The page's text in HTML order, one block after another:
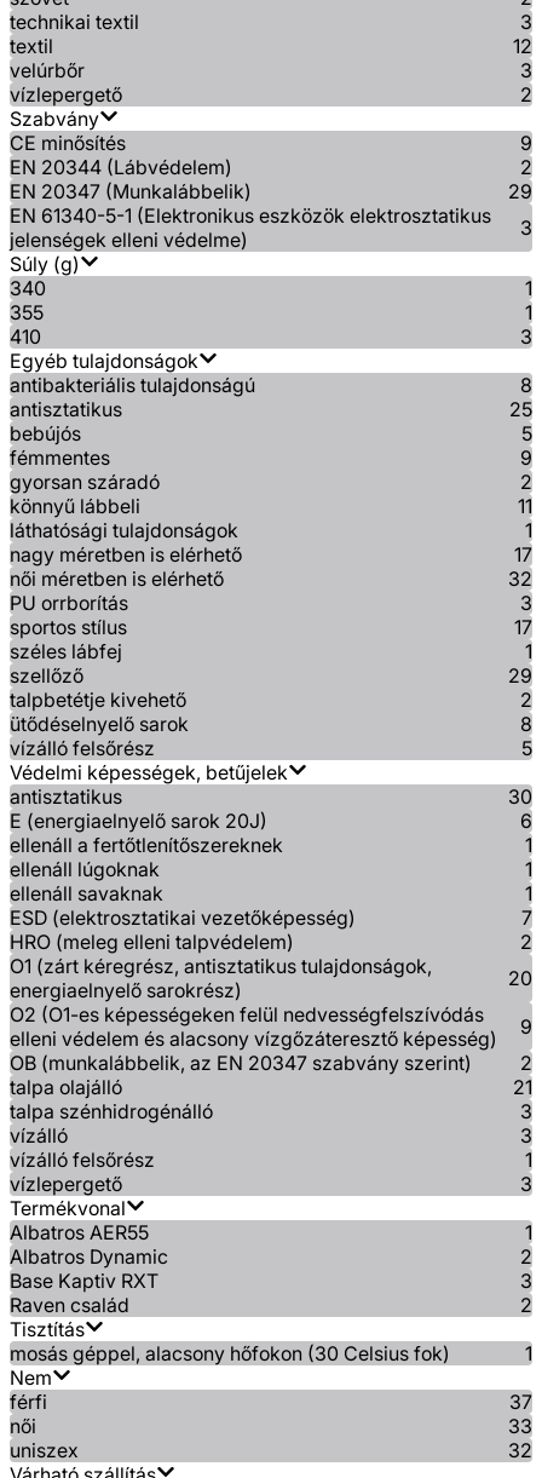
technikai textil
3
textil
12
velúrbőr
3
vízlepergető
2
Szabvány
CE minősítés
9
EN 20344 (Lábvédelem)
2
EN 20347 (Munkalábbelik)
29
EN 61340-5-1 (Elektronikus eszközök elektrosztatikus
jelenségek elleni védelme)
3
Súly (g)
340
1
355
1
410
3
Egyéb tulajdonságok
antibakteriális tulajdonságú
8
antisztatikus
25
bebújós
5
fémmentes
9
gyorsan száradó
2
könnyű lábbeli
11
láthatósági tulajdonságok
1
nagy méretben is elérhető
17
női méretben is elérhető
32
PU orrborítás
3
sportos stílus
17
széles lábfej
1
szellőző
29
talpbetétje kivehető
2
ütődéselnyelő sarok
8
vízálló felsőrész
5
Védelmi képességek, betűjelek
antisztatikus
30
E (energiaelnyelő sarok 20J)
6
ellenáll a fertőtlenítőszereknek
1
ellenáll lúgoknak
1
ellenáll savaknak
1
ESD (elektrosztatikai vezetőképesség)
7
HRO (meleg elleni talpvédelem)
2
O1 (zárt kéregrész, antisztatikus tulajdonságok,
energiaelnyelő sarokrész)
20
O2 (O1-es képességeken felül nedvességfelszívódás
elleni védelem és alacsony vízgőzáteresztő képesség)
9
OB (munkalábbelik, az EN 20347 szabvány szerint)
2
talpa olajálló
21
talpa szénhidrogénálló
3
vízálló
3
vízálló felsőrész
1
vízlepergető
3
Termékvonal
Albatros AER55
1
Albatros Dynamic
2
Base Kaptiv RXT
3
Raven család
2
Tisztítás
mosás géppel, alacsony hőfokon (30 Celsius fok)
1
Nem
férfi
37
női
33
uniszex
32